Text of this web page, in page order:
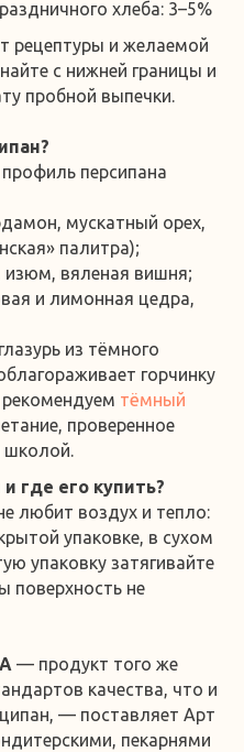
хлеба: 3–5%
рецептуры и желаемой
с нижней границы и
пробной выпечки.
персипана
мускатный орех,
палитра);
изюм, вяленая вишня;
и лимонная цедра,
из тёмного
горчинку
тёмный
проверенное
школой.
где его купить?
любит воздух и тепло:
упаковке, в сухом
упаковку затягивайте
поверхность не
— продукт того же
качества, что и
— поставляет Арт
пекарнями